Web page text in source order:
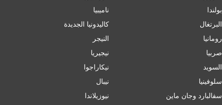
بولندا
البرتغال
رومانيا
صربيا
السويد
سلوفينيا
سفالبارد وجان ماين
ناميبيا
كاليدونيا الجديدة
النيجر
نيجيريا
نيكاراجوا
نيبال
نيوزيلاندا